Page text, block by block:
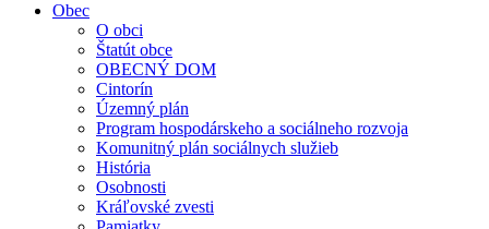
Obec
O obci
Štatút obce
OBECNÝ DOM
Cintorín
Územný plán
Program hospodárskeho a sociálneho rozvoja
Komunitný plán sociálnych služieb
História
Osobnosti
Kráľovské zvesti